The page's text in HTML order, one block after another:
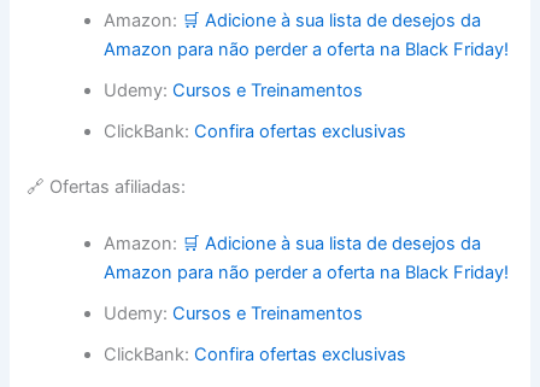
Amazon: 🛒 Adicione à sua lista de desejos da
Amazon para não perder a oferta na Black Friday!
Udemy:Cursos e Treinamentos
ClickBank:Confira ofertas exclusivas
🔗 Ofertas afiliadas:
Amazon: 🛒 Adicione à sua lista de desejos da
Amazon para não perder a oferta na Black Friday!
Udemy:Cursos e Treinamentos
ClickBank:Confira ofertas exclusivas